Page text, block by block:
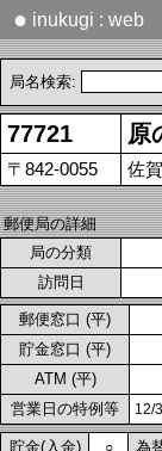
● inukugi : web
局名検索:
77721 原
〒842-0055 佐
郵便局の詳細
局の分類
訪問日
郵便窓口 (平)
貯金窓口 (平)
ATM (平)
営業日の特例等 12/
貯金(入金) ○ 為